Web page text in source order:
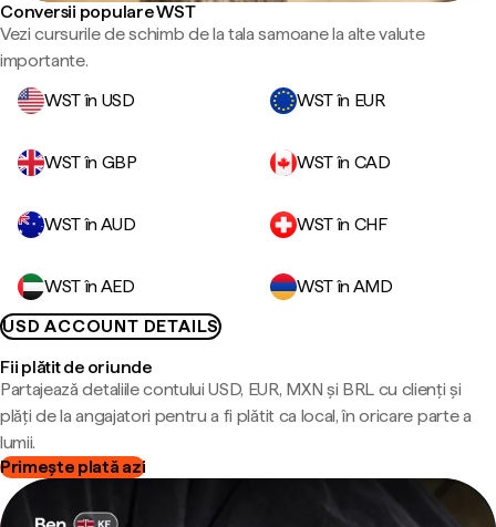
Conversii populare WST
Vezi cursurile de schimb de la tala samoane la alte valute
importante.
WST în USD
WST în EUR
WST în GBP WST în CAD
WST în AUD WST în CHF
WST în AED
WST în AMD
USD ACCOUNT DETAILS
Fii plătit de oriunde
Partajează detaliile contului USD, EUR, MXN și BRL cu clienți și
plăți de la angajatori pentru a fi plătit ca local, în oricare parte a
lumii.
Primește plată azi